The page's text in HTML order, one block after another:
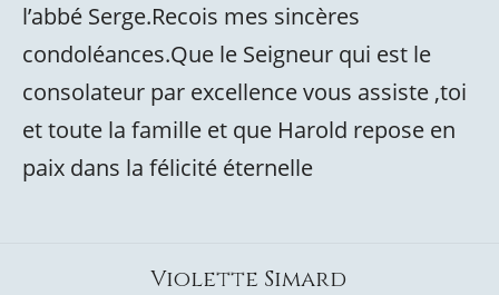
l’abbé Serge.Recois mes sincères
condoléances.Que le Seigneur qui est le
consolateur par excellence vous assiste ,toi
et toute la famille et que Harold repose en
paix dans la félicité éternelle
Violette Simard